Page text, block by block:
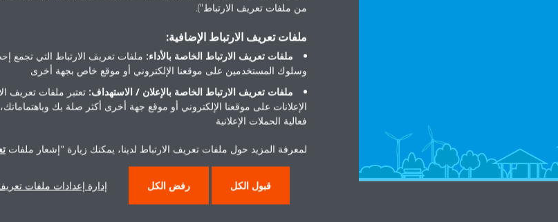
من ملفات تعريف الارتباط").
ملفات تعريف الارتباط الإضافية:
ملفات تعريف الارتباط الخاصة بالأداء: ملفات تعريف الارتباط التي تجمع
وسلوك المستخدمين على موقعنا الإلكتروني أو موقع خاص بجهة أخرى
ملفات تعريف الارتباط الخاصة بالإعلان / الاستهداف: تعتبر ملفات تعريف
الإعلانات على موقعنا الإلكتروني أو موقع جهة أخرى أكثر صلة بك
فعالية الحملات الإعلانية
لمعرفة المزيد حول ملفات تعريف الارتباط لدينا، يمكنك زيارة "إشعار ملفات
قبول الكل رفض الكل إدارة إعدادات ملفات